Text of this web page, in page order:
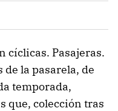
cíclicas. Pasajeras.
de la pasarela, de
temporada,
que, colección tras